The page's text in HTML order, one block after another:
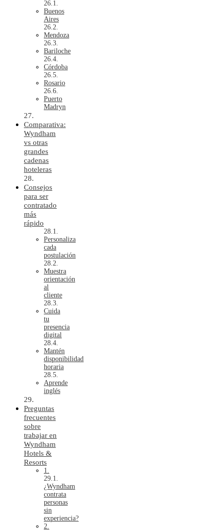
Buenos
Aires
Mendoza
Bariloche
Córdoba
Rosario
Puerto
Madryn
Comparativa:
Wyndham
vs otras
grandes
cadenas
hoteleras
Consejos
para ser
contratado
más
rápido
Personaliza
cada
postulación
Muestra
orientación
al
cliente
Cuida
tu
presencia
digital
Mantén
disponibilidad
horaria
Aprende
inglés
Preguntas
frecuentes
sobre
trabajar en
Wyndham
Hotels &
Resorts
1.
¿Wyndham
contrata
personas
sin
experiencia?
2.